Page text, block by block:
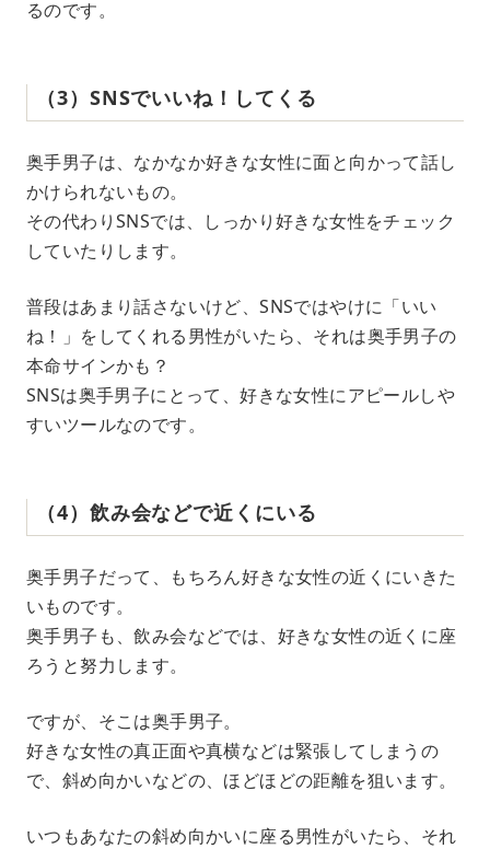
るのです。
（3）SNSでいいね！してくる
奥手男子は、なかなか好きな女性に面と向かって話し
かけられないもの。
その代わりSNSでは、しっかり好きな女性をチェック
していたりします。
普段はあまり話さないけど、SNSではやけに「いい
ね！」をしてくれる男性がいたら、それは奥手男子の
本命サインかも？
SNSは奥手男子にとって、好きな女性にアピールしや
すいツールなのです。
（4）飲み会などで近くにいる
奥手男子だって、もちろん好きな女性の近くにいきた
いものです。
奥手男子も、飲み会などでは、好きな女性の近くに座
ろうと努力します。
ですが、そこは奥手男子。
好きな女性の真正面や真横などは緊張してしまうの
で、斜め向かいなどの、ほどほどの距離を狙います。
いつもあなたの斜め向かいに座る男性がいたら、それ